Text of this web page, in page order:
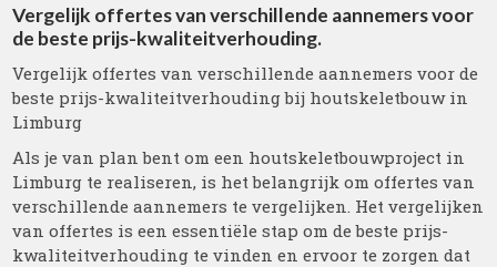
Vergelijk offertes van verschillende aannemers voor
de beste prijs-kwaliteitverhouding.
Vergelijk offertes van verschillende aannemers voor de
beste prijs-kwaliteitverhouding bij houtskeletbouw in
Limburg
Als je van plan bent om een houtskeletbouwproject in
Limburg te realiseren, is het belangrijk om offertes van
verschillende aannemers te vergelijken. Het vergelijken
van offertes is een essentiële stap om de beste prijs-
kwaliteitverhouding te vinden en ervoor te zorgen dat